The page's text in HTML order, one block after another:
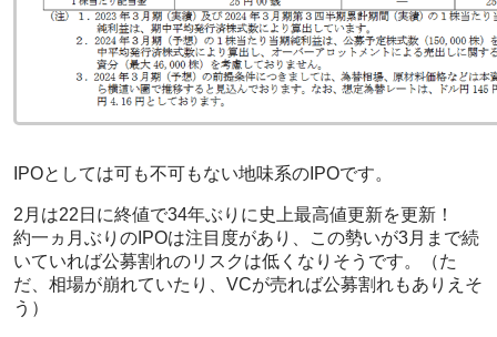
IPOとしては可も不可もない地味系のIPOです。
2月は22日に終値で34年ぶりに史上最高値更新を更新！
約一ヵ月ぶりのIPOは注目度があり、この勢いが3月まで続
いていれば公募割れのリスクは低くなりそうです。（た
だ、相場が崩れていたり、VCが売れば公募割れもありえそ
う）